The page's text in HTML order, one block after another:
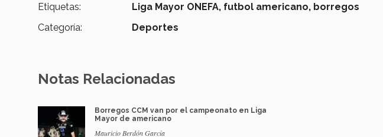
Etiquetas:
Liga Mayor ONEFA, futbol americano, borregos
Categoría:
Deportes
Notas Relacionadas
Borregos CCM van por el campeonato en Liga
Mayor de americano
Mauricio Berdón García